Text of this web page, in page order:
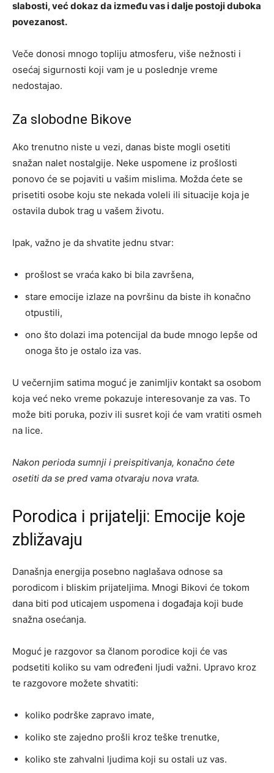
slabosti, već dokaz da između vas i dalje postoji duboka
povezanost.
Veče donosi mnogo topliju atmosferu, više nežnosti i
osećaj sigurnosti koji vam je u poslednje vreme
nedostajao.
Za slobodne Bikove
Ako trenutno niste u vezi, danas biste mogli osetiti
snažan nalet nostalgije. Neke uspomene iz prošlosti
ponovo će se pojaviti u vašim mislima. Možda ćete se
prisetiti osobe koju ste nekada voleli ili situacije koja je
ostavila dubok trag u vašem životu.
Ipak, važno je da shvatite jednu stvar:
prošlost se vraća kako bi bila završena,
stare emocije izlaze na površinu da biste ih konačno
otpustili,
ono što dolazi ima potencijal da bude mnogo lepše od
onoga što je ostalo iza vas.
U večernjim satima moguć je zanimljiv kontakt sa osobom
koja već neko vreme pokazuje interesovanje za vas. To
može biti poruka, poziv ili susret koji će vam vratiti osmeh
na lice.
Nakon perioda sumnji i preispitivanja, konačno ćete
osetiti da se pred vama otvaraju nova vrata.
Porodica i prijatelji: Emocije koje
zbližavaju
Današnja energija posebno naglašava odnose sa
porodicom i bliskim prijateljima. Mnogi Bikovi će tokom
dana biti pod uticajem uspomena i događaja koji bude
snažna osećanja.
Moguć je razgovor sa članom porodice koji će vas
podsetiti koliko su vam određeni ljudi važni. Upravo kroz
te razgovore možete shvatiti:
koliko podrške zapravo imate,
koliko ste zajedno prošli kroz teške trenutke,
koliko ste zahvalni ljudima koji su ostali uz vas.